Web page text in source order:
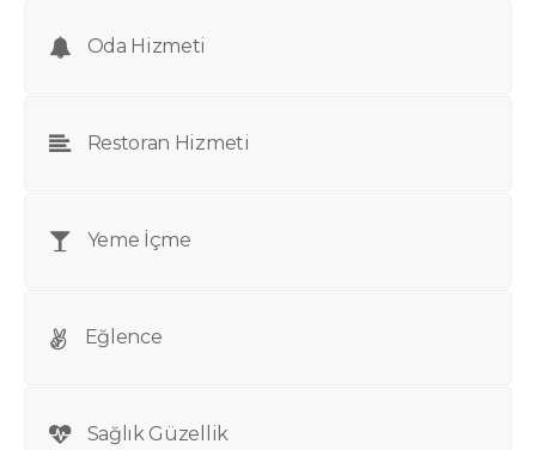
Oda Hizmeti
Restoran Hizmeti
Yeme İçme
Eğlence
Sağlık Güzellik